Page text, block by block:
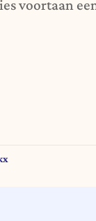
voortaan